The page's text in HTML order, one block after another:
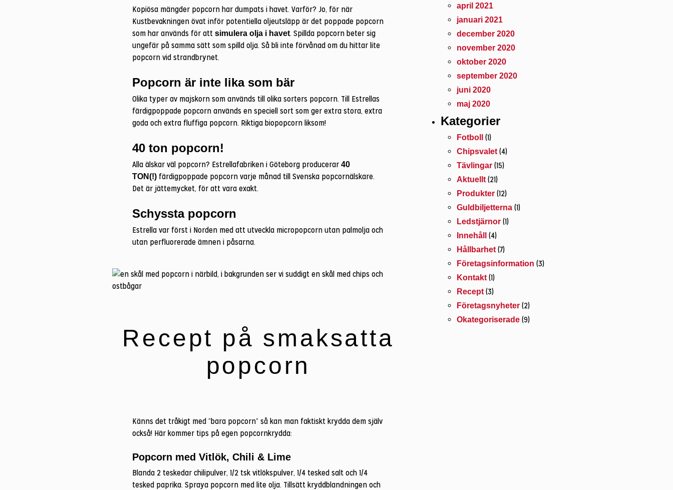
Kopiösa mängder popcorn har dumpats i havet. Varför? Jo, för när
Kustbevakningen övat inför potentiella oljeutsläpp är det poppade popcorn
som har används för att simulera olja i havet. Spillda popcorn beter sig
ungefär på samma sätt som spilld olja. Så bli inte förvånad om du hittar lite
popcorn vid strandbrynet.
Popcorn är inte lika som bär
Olika typer av majskorn som används till olika sorters popcorn. Till Estrellas
färdigpoppade popcorn används en speciell sort som ger extra stora, extra
goda och extra fluffiga popcorn. Riktiga biopopcorn liksom!
40 ton popcorn!
Alla älskar väl popcorn? Estrellafabriken i Göteborg producerar 40
TON(!) färdigpoppade popcorn varje månad till Svenska popcornälskare.
Det är jättemycket, för att vara exakt.
Schyssta popcorn
Estrella var först i Norden med att utveckla micropopcorn utan palmolja och
utan perfluorerade ämnen i påsarna.
Recept på smaksatta
popcorn
Känns det tråkigt med ”bara popcorn” så kan man faktiskt krydda dem själv
också! Här kommer tips på egen popcornkrydda:
Popcorn med Vitlök, Chili & Lime
Blanda 2 teskedar chilipulver, 1/2 tsk vitlökspulver, 1/4 tesked salt och 1/4
tesked paprika. Spraya popcorn med lite olja. Tillsätt kryddblandningen och
april 2021
januari 2021
december 2020
november 2020
oktober 2020
september 2020
juni 2020
maj 2020
Kategorier
Fotboll (1)
Chipsvalet(4)
Tävlingar (15)
Aktuellt(21)
Produkter (12)
Guldbiljetterna (1)
Ledstjärnor (1)
Innehåll (4)
Hållbarhet(7)
Företagsinformation (3)
Kontakt(1)
Recept(3)
Företagsnyheter (2)
Okategoriserade (9)